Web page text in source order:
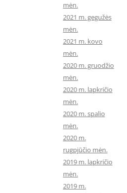
mėn.
2021 m. gegužės
mėn.
2021 m. kovo
mėn.
2020 m. gruodžio
mėn.
2020 m. lapkričio
mėn.
2020 m. spalio
mėn.
2020 m.
rugpjūčio mėn.
2019 m. lapkričio
mėn.
2019 m.